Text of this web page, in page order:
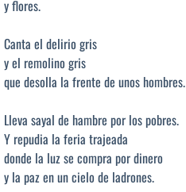
y flores.
Canta el delirio gris
y el remolino gris
que desolla la frente de unos hombres.
Lleva sayal de hambre por los pobres.
Y repudia la feria trajeada
donde la luz se compra por dinero
y la paz en un cielo de ladrones.